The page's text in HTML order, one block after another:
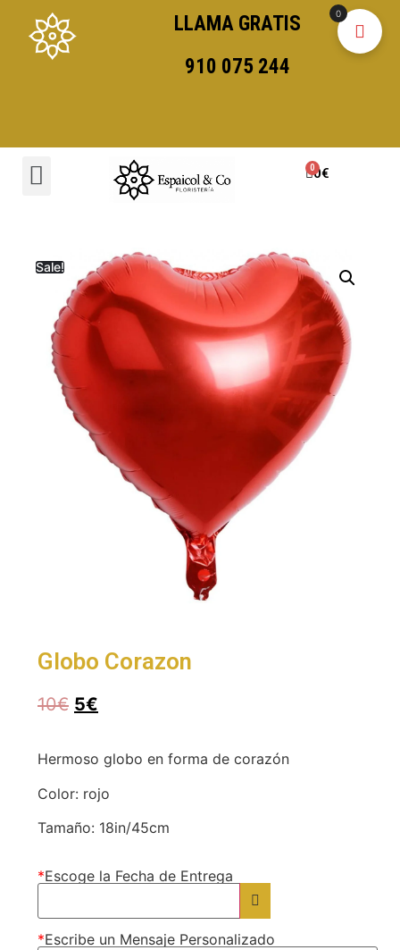
LLAMA GRATIS
910 075 244
0€
Sale!
Globo Corazon
10€ 5€
Hermoso globo en forma de corazón
Color: rojo
Tamaño: 18in/45cm
*Escoge la Fecha de Entrega
*Escribe un Mensaje Personalizado
0